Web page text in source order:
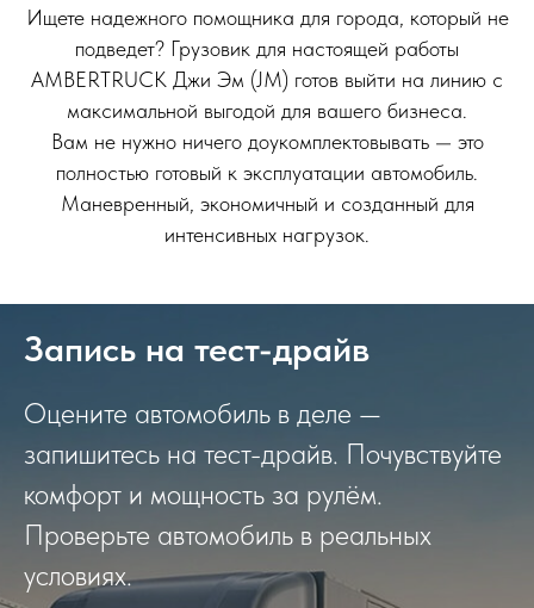
Ищете надежного помощника для города, который не
подведет? Грузовик для настоящей работы
AMBERTRUCK Джи Эм (JM) готов выйти на линию с
максимальной выгодой для вашего бизнеса.
Вам не нужно ничего доукомплектовывать — это
полностью готовый к эксплуатации автомобиль.
Маневренный, экономичный и созданный для
интенсивных нагрузок.
Запись на тест-драйв
Оцените автомобиль в деле —
запишитесь на тест-драйв. Почувствуйте
комфорт и мощность за рулём.
Проверьте автомобиль в реальных
условиях.